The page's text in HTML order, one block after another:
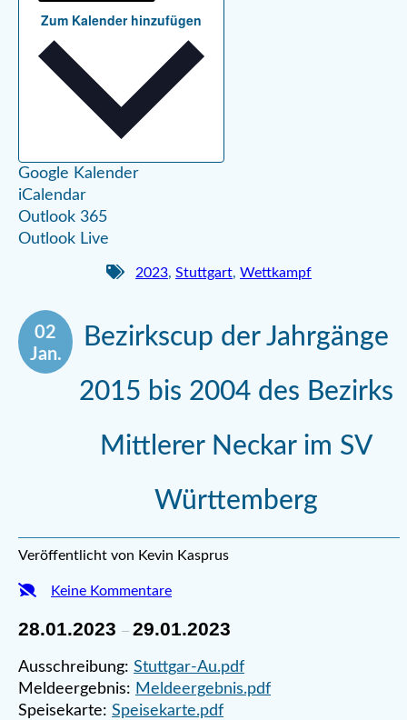
Zum Kalender hinzufügen
Google Kalender
iCalendar
Outlook 365
Outlook Live
2023, Stuttgart, Wettkampf
02
Jan.
Bezirkscup der Jahrgänge
2015 bis 2004 des Bezirks
Mittlerer Neckar im SV
Württemberg
Veröffentlicht von Kevin Kasprus
Keine Kommentare
28.01.2023 – 29.01.2023
Ausschreibung: Stuttgar-Au.pdf
Meldeergebnis: Meldeergebnis.pdf
Speisekarte: Speisekarte.pdf